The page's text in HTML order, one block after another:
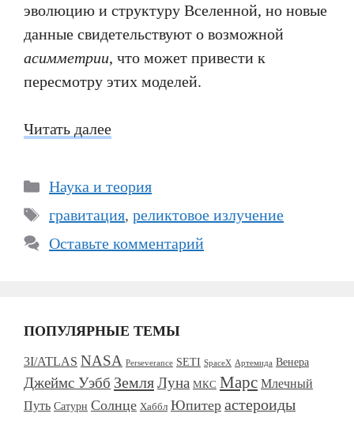
эволюцию и структуру Вселенной, но новые
данные свидетельствуют о возможной
асимметрии, что может привести к
пересмотру этих моделей.
Читать далее
Рубрики
Наука и теория
Метки
гравитация, реликтовое излучение
Оставьте комментарий
ПОПУЛЯРНЫЕ ТЕМЫ
3I/ATLAS NASA Perseverance SETI SpaceX Артемида Венера
Джеймс Уэбб ЗемляЛуна МКС Марс Млечный
Путь Сатурн Солнце Хаббл Юпитер астероиды